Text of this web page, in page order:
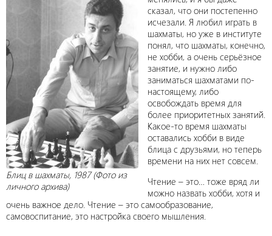
Блиц в шахматы, 1987 (Фото из
личного архива)
сказал, что они постепенно
исчезали. Я любил играть в
шахматы, но уже в институте
понял, что шахматы, конечно,
не хобби, а очень серьёзное
занятие, и нужно либо
заниматься шахматами по-
настоящему, либо
освобождать время для
более приоритетных занятий.
Какое-то время шахматы
оставались хобби в виде
блица с друзьями, но теперь
времени на них нет совсем.
Чтение – это… тоже вряд ли
можно назвать хобби, хотя и
очень важное дело. Чтение – это самообразование,
самовоспитание, это настройка своего мышления.